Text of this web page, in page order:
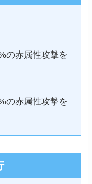
の赤属性攻撃を
の赤属性攻撃を